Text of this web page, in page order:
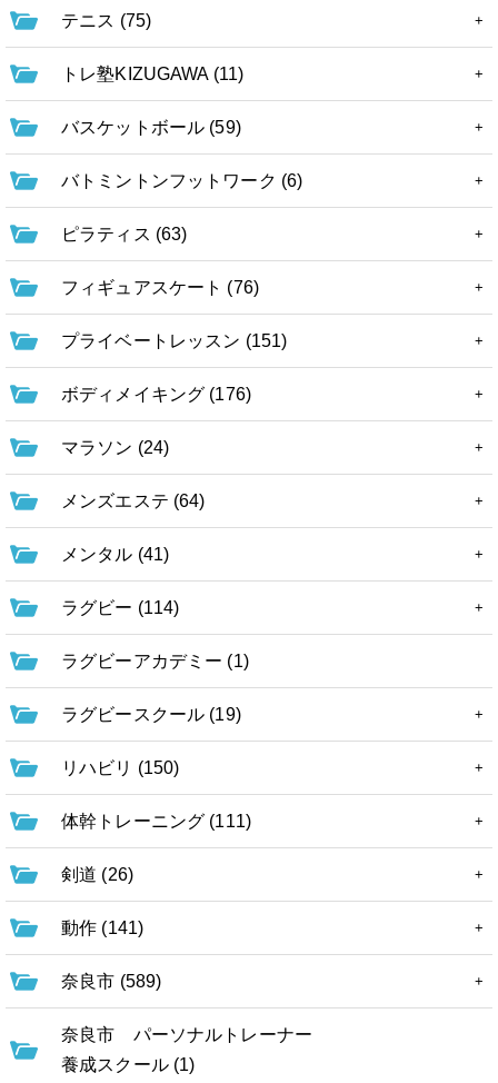
テニス (75)
トレ塾KIZUGAWA (11)
バスケットボール (59)
バトミントンフットワーク (6)
ピラティス (63)
フィギュアスケート (76)
プライベートレッスン (151)
ボディメイキング (176)
マラソン (24)
メンズエステ (64)
メンタル (41)
ラグビー (114)
ラグビーアカデミー (1)
ラグビースクール (19)
リハビリ (150)
体幹トレーニング (111)
剣道 (26)
動作 (141)
奈良市 (589)
奈良市 パーソナルトレーナー
養成スクール (1)